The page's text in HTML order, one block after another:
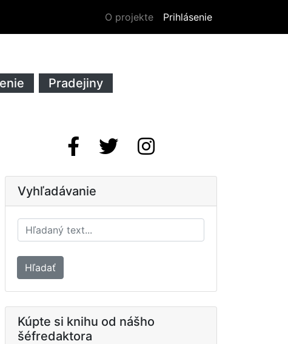
O projekte Prihlásenie
Pradejiny
Vyhľadávanie
Hľadať
Kúpte si knihu od nášho
šéfredaktora